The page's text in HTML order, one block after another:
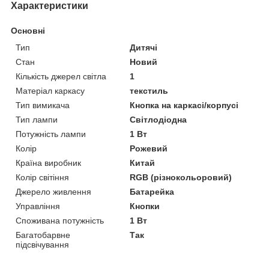
Характеристики
Основні
Тип
Дитячі
Стан
Новий
Кількість джерел світла
1
Матеріал каркасу
текстиль
Тип вимикача
Кнопка на каркасі/корпусі
Тип лампи
Світлодіодна
Потужність лампи
1 Вт
Колір
Рожевий
Країна виробник
Китай
Колір світіння
RGB (різнокольоровий)
Джерело живлення
Батарейка
Управління
Кнопки
Споживана потужність
1 Вт
Багатобарвне
підсвічування
Так